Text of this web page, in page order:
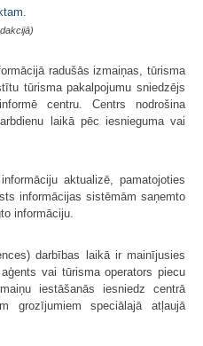
.
radušās izmaiņas, tūrisma
tūrisma pakalpojumu sniedzējs
centru. Centrs nodrošina
laikā pēc iesnieguma vai
aktualizē, pamatojoties
informācijas sistēmām saņemto
informāciju.
darbības laikā ir mainījusies
vai tūrisma operators piecu
iestāšanās iesniedz centrā
grozījumiem speciālajā atļaujā